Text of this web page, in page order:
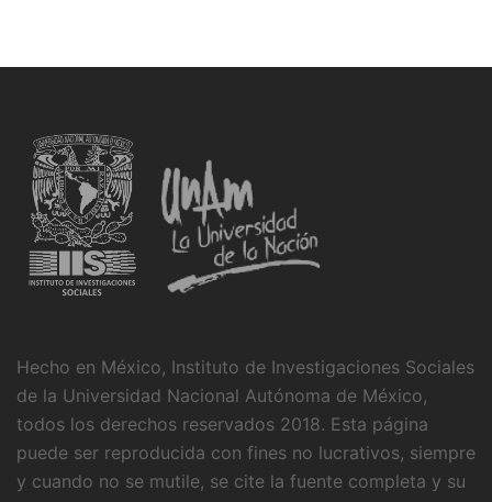
Hecho en México, Instituto de Investigaciones Sociales
de la Universidad Nacional Autónoma de México,
todos los derechos reservados 2018. Esta página
puede ser reproducida con fines no lucrativos, siempre
y cuando no se mutile, se cite la fuente completa y su